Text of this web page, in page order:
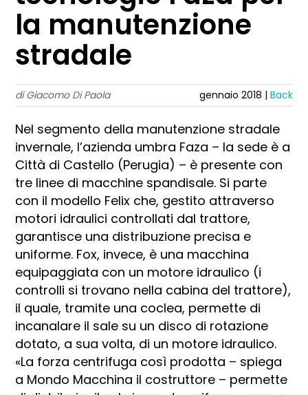
la manutenzione
stradale
di Giacomo Di Paola gennaio 2018 | Back
Nel segmento della manutenzione stradale
invernale, l’azienda umbra Faza – la sede è a
Città di Castello (Perugia) – è presente con
tre linee di macchine spandisale. Si parte
con il modello Felix che, gestito attraverso
motori idraulici controllati dal trattore,
garantisce una distribuzione precisa e
uniforme. Fox, invece, è una macchina
equipaggiata con un motore idraulico (i
controlli si trovano nella cabina del trattore),
il quale, tramite una coclea, permette di
incanalare il sale su un disco di rotazione
dotato, a sua volta, di un motore idraulico.
«La forza centrifuga così prodotta – spiega
a Mondo Macchina il costruttore – permette